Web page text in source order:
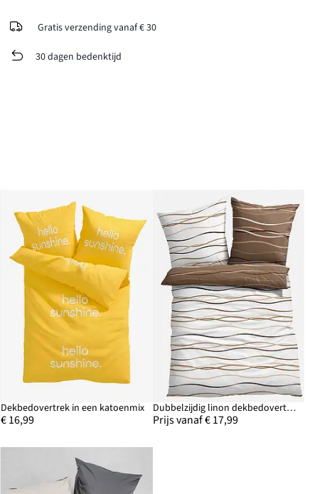
Gratis verzending vanaf € 30
30 dagen bedenktijd
Dekbedovertrek in een katoenmix
€ 16,99
Dubbelzijdig linon dekbedovertrek
Prijs vanaf € 17,99